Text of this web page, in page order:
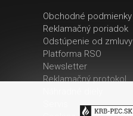
Obchodné podmienky
Reklamačný poriadok
Odstúpenie od zmluvy
Platforma RSO
Newsletter
Reklamačný protokol